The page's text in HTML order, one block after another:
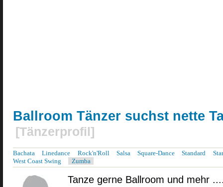
Ballroom Tänzer suchst nette
[Tänzerprofil]
Bachata Linedance Rock'n'Roll Salsa Square-Dance Standard
West Coast Swing
Zumba
Tanze gerne Ballroom und mehr